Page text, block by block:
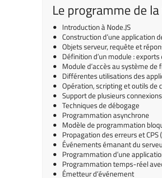
Le programme de
Introduction à Node.JS
Construction d’une application
Objets serveur, requête et
Définition d’un module :
Module d’accès au système de
Différentes utilisations des
Opération, scripting et outils de
Support de plusieurs
Techniques de débogage
Programmation asynchrone
Modèle de programmation
Propagation des erreurs et
Événements émanant du
Programmation d’une
Programmation temps-réel
Émetteur d’événement